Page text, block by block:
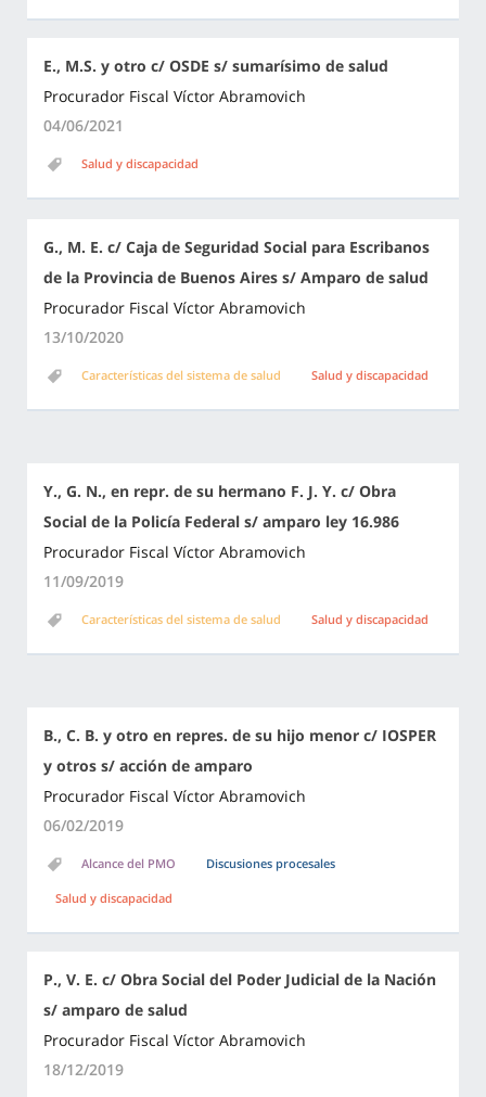
E., M.S. y otro c/ OSDE s/ sumarísimo de salud
Procurador Fiscal Víctor Abramovich
04/06/2021
Salud y discapacidad
G., M. E. c/ Caja de Seguridad Social para Escribanos
de la Provincia de Buenos Aires s/ Amparo de salud
Procurador Fiscal Víctor Abramovich
13/10/2020
Características del sistema de salud Salud y discapacidad
Y., G. N., en repr. de su hermano F. J. Y. c/ Obra
Social de la Policía Federal s/ amparo ley 16.986
Procurador Fiscal Víctor Abramovich
11/09/2019
Características del sistema de salud Salud y discapacidad
B., C. B. y otro en repres. de su hijo menor c/ IOSPER
y otros s/ acción de amparo
Procurador Fiscal Víctor Abramovich
06/02/2019
Alcance del PMO Discusiones procesales
Salud y discapacidad
P., V. E. c/ Obra Social del Poder Judicial de la Nación
s/ amparo de salud
Procurador Fiscal Víctor Abramovich
18/12/2019